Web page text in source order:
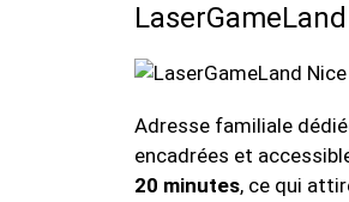
Adresse familiale
encadrées et
20 minutes, ce qui